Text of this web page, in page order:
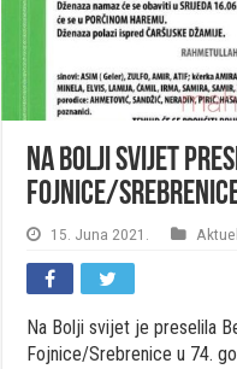
Na Bolji svijet
Fojnice/
15. Juna 2021.
Na Bolji svijet je preselila
Fojnice/Srebrenice u 74.